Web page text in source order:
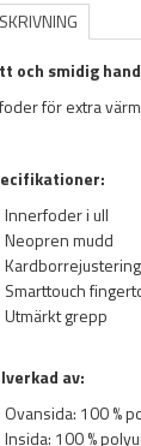
och smidig
för extra
Innerfoder i ull
Neopren mudd
Kardborrejustering
Smarttouch
Utmärkt grepp
av:
Ovansida: 100 %
Insida: 100 %